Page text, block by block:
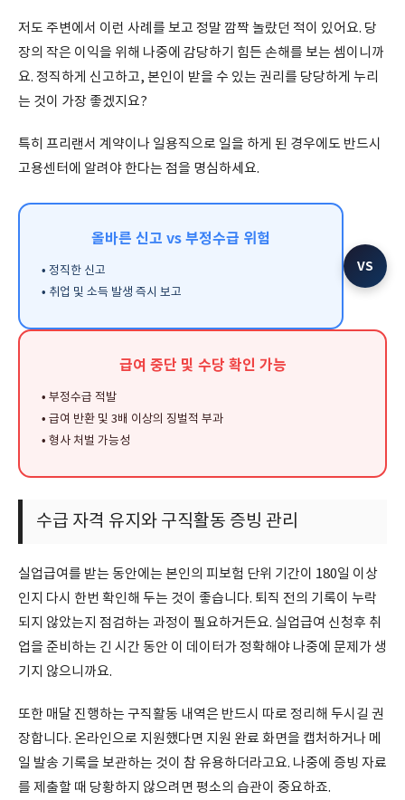
저도 주변에서 이런 사례를 보고 정말 깜짝 놀랐던 적이 있어요. 당
장의 작은 이익을 위해 나중에 감당하기 힘든 손해를 보는 셈이니까
요. 정직하게 신고하고, 본인이 받을 수 있는 권리를 당당하게 누리
는 것이 가장 좋겠지요?
특히 프리랜서 계약이나 일용직으로 일을 하게 된 경우에도 반드시
고용센터에 알려야 한다는 점을 명심하세요.
올바른 신고 vs 부정수급 위험
• 정직한 신고
• 취업 및 소득 발생 즉시 보고
VS
급여 중단 및 수당 확인 가능
• 부정수급 적발
• 급여 반환 및 3배 이상의 징벌적 부과
• 형사 처벌 가능성
수급 자격 유지와 구직활동 증빙 관리
실업급여를 받는 동안에는 본인의 피보험 단위 기간이 180일 이상
인지 다시 한번 확인해 두는 것이 좋습니다. 퇴직 전의 기록이 누락
되지 않았는지 점검하는 과정이 필요하거든요. 실업급여 신청후 취
업을 준비하는 긴 시간 동안 이 데이터가 정확해야 나중에 문제가 생
기지 않으니까요.
또한 매달 진행하는 구직활동 내역은 반드시 따로 정리해 두시길 권
장합니다. 온라인으로 지원했다면 지원 완료 화면을 캡처하거나 메
일 발송 기록을 보관하는 것이 참 유용하더라고요. 나중에 증빙 자료
를 제출할 때 당황하지 않으려면 평소의 습관이 중요하죠.